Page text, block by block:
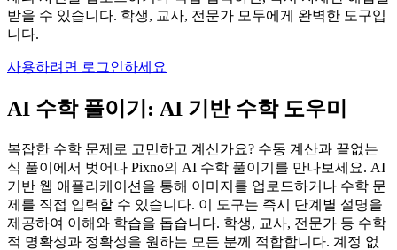
받을 수 있습니다. 학생, 교사, 전문가 모두에게 완벽한 도구입
니다.
사용하려면 로그인하세요
AI 수학 풀이기: AI 기반 수학 도우미
복잡한 수학 문제로 고민하고 계신가요? 수동 계산과 끝없는
식 풀이에서 벗어나 Pixno의 AI 수학 풀이기를 만나보세요. AI
기반 웹 애플리케이션을 통해 이미지를 업로드하거나 수학 문
제를 직접 입력할 수 있습니다. 이 도구는 즉시 단계별 설명을
제공하여 이해와 학습을 돕습니다. 학생, 교사, 전문가 등 수학
적 명확성과 정확성을 원하는 모든 분께 적합합니다. 계정 없